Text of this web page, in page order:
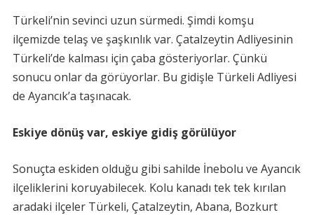
Türkeli’nin sevinci uzun sürmedi. Şimdi komşu
ilçemizde telaş ve şaşkınlık var. Çatalzeytin Adliyesinin
Türkeli’de kalması için çaba gösteriyorlar. Çünkü
sonucu onlar da görüyorlar. Bu gidişle Türkeli Adliyesi
de Ayancık’a taşınacak.
Eskiye dönüş var, eskiye gidiş görülüyor
Sonuçta eskiden olduğu gibi sahilde İnebolu ve Ayancık
ilçeliklerini koruyabilecek. Kolu kanadı tek tek kırılan
aradaki ilçeler Türkeli, Çatalzeytin, Abana, Bozkurt